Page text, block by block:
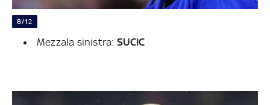
8/12
Mezzala sinistra: SUCIC